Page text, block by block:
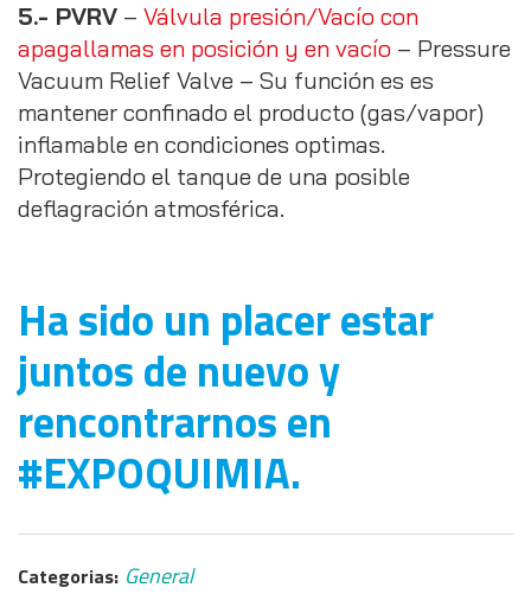
5.- PVRV – Válvula presión/Vacío con
apagallamas en posición y en vacío – Pressure
Vacuum Relief Valve – Su función es es
mantener confinado el producto (gas/vapor)
inflamable en condiciones optimas.
Protegiendo el tanque de una posible
deflagración atmosférica.
Ha sido un placer estar
juntos de nuevo y
rencontrarnos en
#EXPOQUIMIA.
Categorias: General